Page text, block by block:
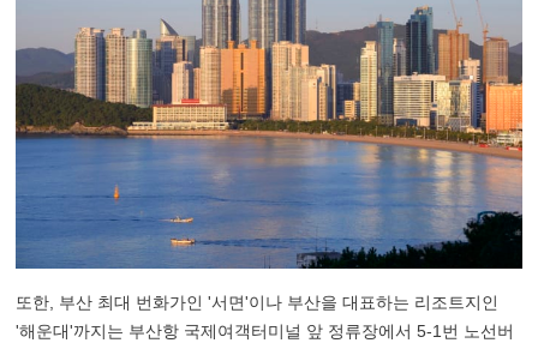
또한, 부산 최대 번화가인 '서면'이나 부산을 대표하는 리조트지인
'해운대'까지는 부산항 국제여객터미널 앞 정류장에서 5-1번 노선버